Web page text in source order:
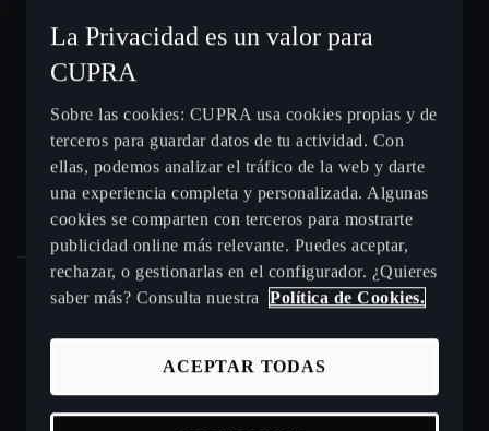
CUPRA León e-HYBRID
CUPRA León Sportstourer
CUPRA Ateca - SUV compacto
Gama CUPRA e-HYBRID - coches híbridos enchufables
Puntos de venta y talleres CUPRA cerca de ti
Beneficios CUPRA Approved
La Privacidad es un valor para
CUPRA
Sobre las cookies: CUPRA usa cookies propias y de
terceros para guardar datos de tu actividad. Con
ellas, podemos analizar el tráfico de la web y darte
una experiencia completa y personalizada. Algunas
cookies se comparten con terceros para mostrarte
publicidad online más relevante. Puedes aceptar,
rechazar, o gestionarlas en el configurador. ¿Quieres
saber más? Consulta nuestra
Política de Cookies.
ACEPTAR TODAS